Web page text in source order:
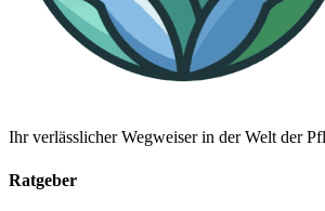
Ihr verlässlicher Wegweiser in der Welt der
Ratgeber